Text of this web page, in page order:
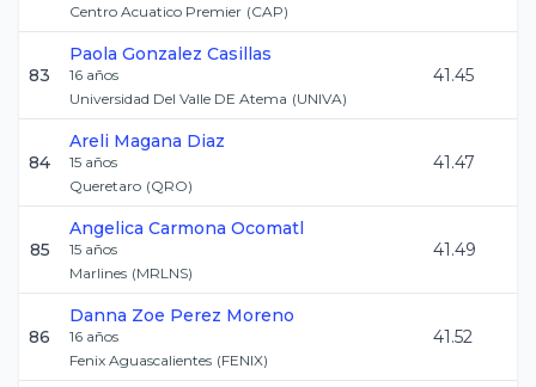
Centro Acuatico Premier (CAP)
83
Paola Gonzalez Casillas
16 años
Universidad Del Valle DE Atema (UNIVA)
41.45
84
Areli Magana Diaz
15 años
Queretaro (QRO)
41.47
85
Angelica Carmona Ocomatl
15 años
Marlines (MRLNS)
41.49
86
Danna Zoe Perez Moreno
16 años
Fenix Aguascalientes (FENIX)
41.52